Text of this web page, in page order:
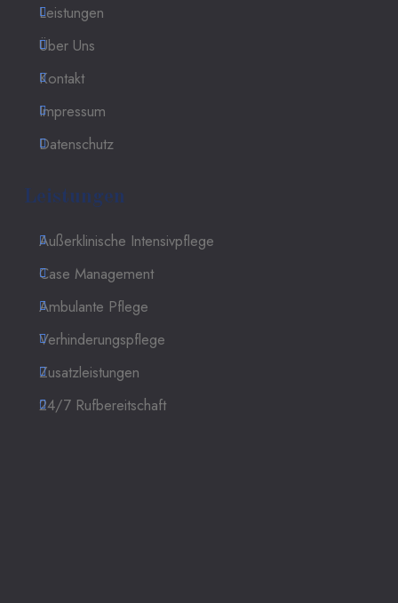
Leistungen
Über Uns
Kontakt
Impressum
Datenschutz
Leistungen
Außerklinische Intensivpflege
Case Management
Ambulante Pflege
Verhinderungspflege
Zusatzleistungen
24/7 Rufbereitschaft